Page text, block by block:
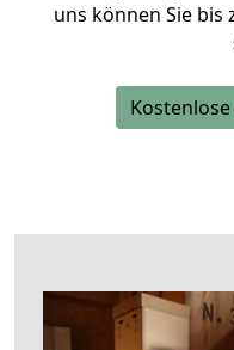
uns können Sie bis